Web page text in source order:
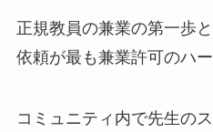
正規教員の兼業の第一歩
依頼が最も兼業許可のハー
コミュニティ内で先生の